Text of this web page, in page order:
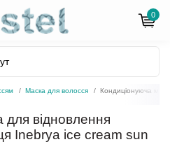
0
Маска для волосся Кондиціонуюча
для відновлення
Inebrya ice cream sun